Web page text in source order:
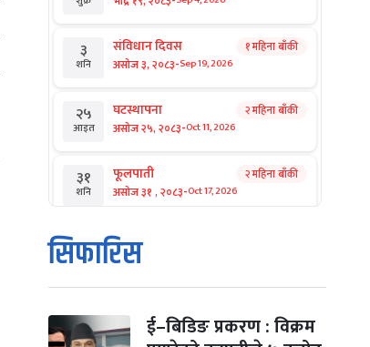
३
शनि
संविधान दिवस
असोज ३, २०८३-Sep 19, 2026
१ महिना बाँकी
२५
आइत
घटस्थापना
असोज २५, २०८३-Oct 11, 2026
२ महिना बाँकी
३१
शनि
फूलपाती
असोज ३१ , २०८३-Oct 17, 2026
२ महिना बाँकी
१
आइत
कार्तिक सङ्क्रान्ति
कार्तिक १, २०८३
मंगल कार्तिक ३, २०८३-Oct 20, 2026
सिफारिस
ई–बिडिङ प्रकरण : विक्रम